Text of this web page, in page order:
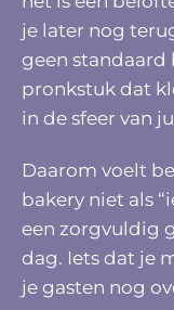
je later nog
geen
pronkstuk dat
in de sfeer van
Daarom voelt
bakery niet als
een zorgvuldig
dag. Iets dat je
je gasten nog